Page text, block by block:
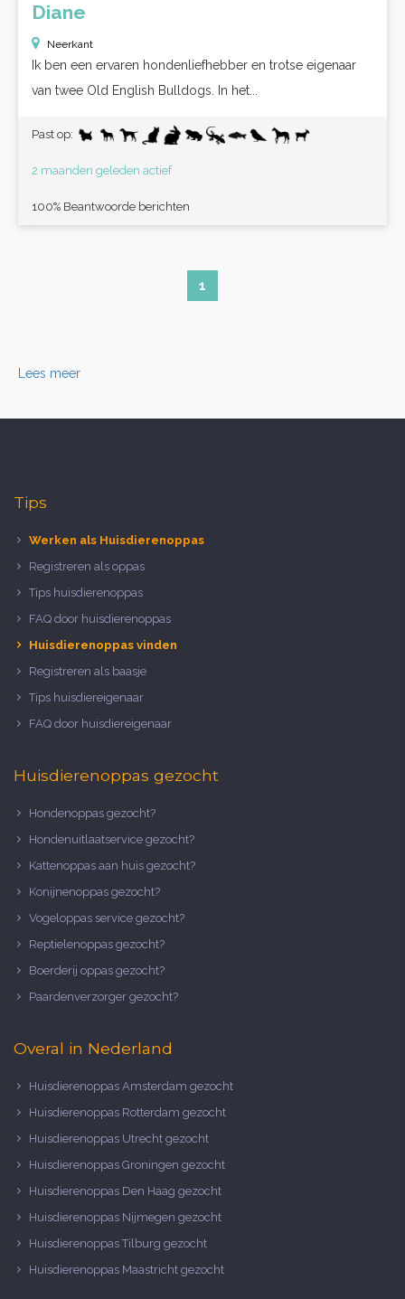
Diane
Neerkant
Ik ben een ervaren hondenliefhebber en trotse eigenaar
van twee Old English Bulldogs. In het...
Past op:
2 maanden geleden actief
100% Beantwoorde berichten
1
Lees meer
Tips
Werken als Huisdierenoppas
Registreren als oppas
Tips huisdierenoppas
FAQ door huisdierenoppas
Huisdierenoppas vinden
Registreren als baasje
Tips huisdiereigenaar
FAQ door huisdiereigenaar
Huisdierenoppas gezocht
Hondenoppas gezocht?
Hondenuitlaatservice gezocht?
Kattenoppas aan huis gezocht?
Konijnenoppas gezocht?
Vogeloppas service gezocht?
Reptielenoppas gezocht?
Boerderij oppas gezocht?
Paardenverzorger gezocht?
Overal in Nederland
Huisdierenoppas Amsterdam gezocht
Huisdierenoppas Rotterdam gezocht
Huisdierenoppas Utrecht gezocht
Huisdierenoppas Groningen gezocht
Huisdierenoppas Den Haag gezocht
Huisdierenoppas Nijmegen gezocht
Huisdierenoppas Tilburg gezocht
Huisdierenoppas Maastricht gezocht